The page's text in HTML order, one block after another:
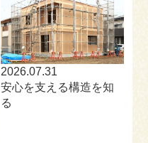
2026.07.31
安心を支える構造を知
る